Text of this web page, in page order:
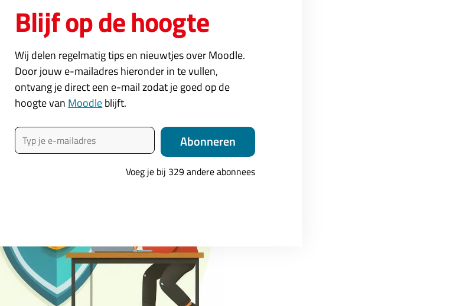
mag u deze ISAE 3000 rapportage bij ons opvragen.
Lees dan
onze blogs over dit onderwerp
Blijf op de hoogte
Wij delen regelmatig tips en nieuwtjes over Moodle.
Door jouw e-mailadres hieronder in te vullen,
ontvang je direct een e-mail zodat je goed op de
hoogte van Moodleblijft.
Typ je e-mailadres
Abonneren
Voeg je bij 329 andere abonnees